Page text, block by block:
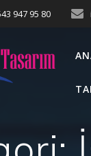
947 95 80